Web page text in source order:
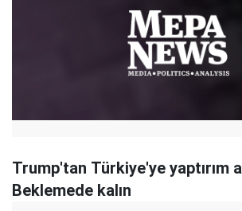
Trump'tan Türkiye'ye yaptırım
Beklemede kalın